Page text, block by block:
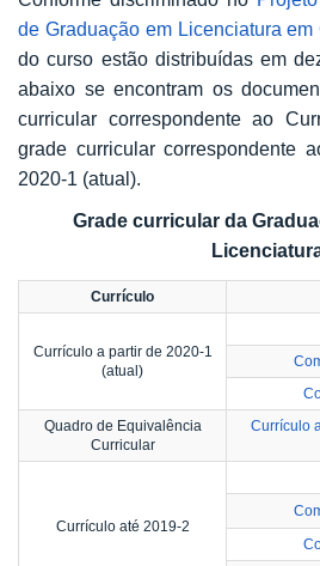
de Graduação em Licenciatura em
do curso estão distribuídas em
abaixo se encontram os
curricular correspondente ao
grade curricular correspondente
2020-1 (atual).
Grade curricular da
Currículo
Currículo a partir de 2020-1
(atual)
Quadro de Equivalência
Curricular
Currículo
Currículo até 2019-2